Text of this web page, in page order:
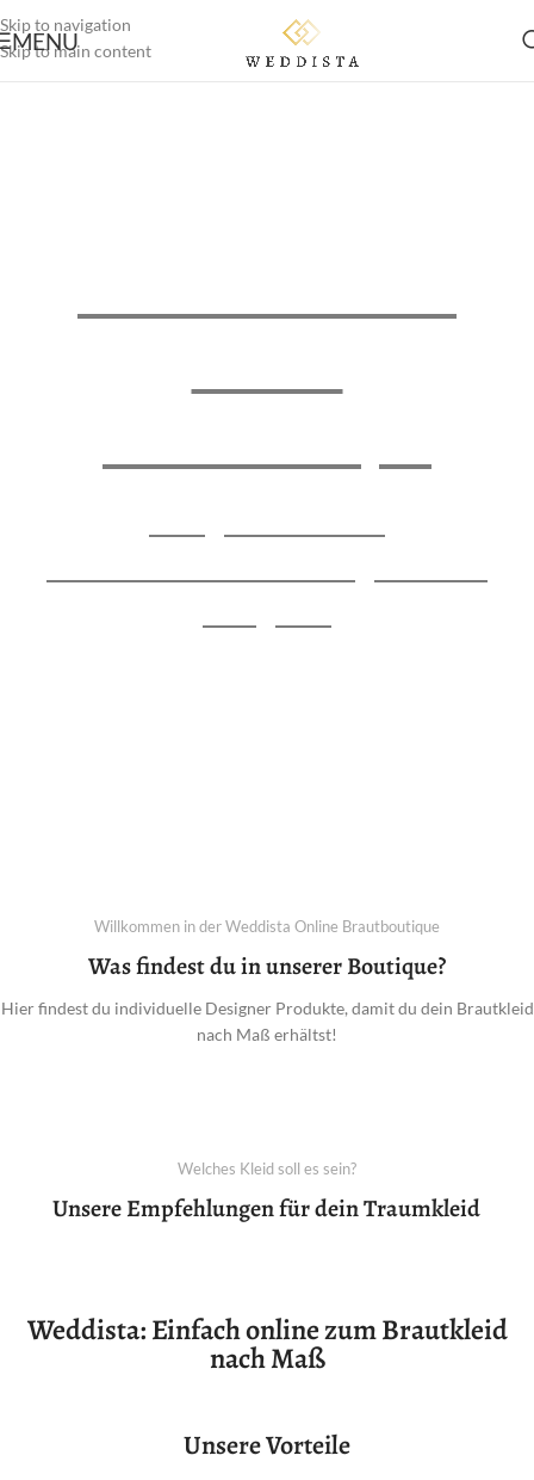
Skip to navigation
Skip to main content
MENU
Willkommen in der Weddista Online Brautboutique
Was findest du in unserer Boutique?
Hier findest du individuelle Designer Produkte, damit du dein Brautkleid
nach Maß erhältst!
Welches Kleid soll es sein?
Unsere Empfehlungen für dein Traumkleid
Weddista: Einfach online zum Brautkleid
nach Maß
Unsere Vorteile